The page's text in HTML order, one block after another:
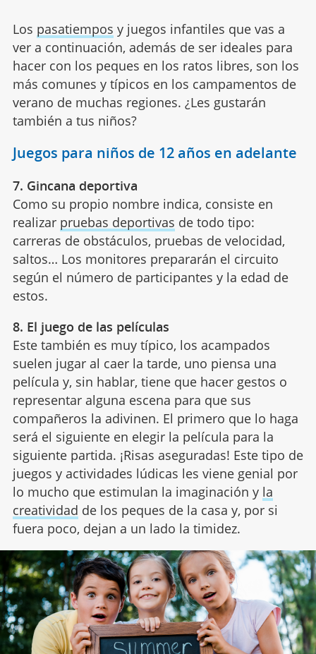
Los pasatiempos y juegos infantiles que vas a
ver a continuación, además de ser ideales para
hacer con los peques en los ratos libres, son los
más comunes y típicos en los campamentos de
verano de muchas regiones. ¿Les gustarán
también a tus niños?
Juegos para niños de 12 años en adelante
7. Gincana deportiva
Como su propio nombre indica, consiste en
realizar pruebas deportivas de todo tipo:
carreras de obstáculos, pruebas de velocidad,
saltos… Los monitores prepararán el circuito
según el número de participantes y la edad de
estos.
8. El juego de las películas
Este también es muy típico, los acampados
suelen jugar al caer la tarde, uno piensa una
película y, sin hablar, tiene que hacer gestos o
representar alguna escena para que sus
compañeros la adivinen. El primero que lo haga
será el siguiente en elegir la película para la
siguiente partida. ¡Risas aseguradas! Este tipo de
juegos y actividades lúdicas les viene genial por
lo mucho que estimulan la imaginación y la
creatividad de los peques de la casa y, por si
fuera poco, dejan a un lado la timidez.